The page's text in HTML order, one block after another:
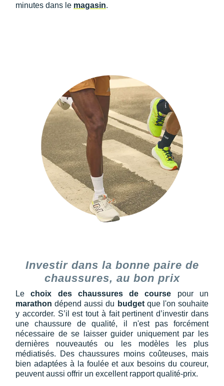
minutes dans le magasin.
Investir dans la bonne paire de
chaussures, au bon prix
Lechoix des chaussures de course pour un
marathon dépend aussi du budgetque l'on souhaite
y accorder. S’il est tout à fait pertinent d’investir dans
une chaussure de qualité, il n'est pas forcément
nécessaire de se laisser guider uniquement par les
dernières nouveautés ou les modèles les plus
médiatisés. Des chaussures moins coûteuses, mais
bien adaptées à la foulée et aux besoins du coureur,
peuvent aussi offrir un excellent rapport qualité-prix.